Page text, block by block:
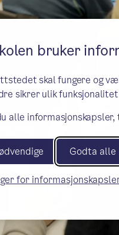
bruker
skal fungere og
sikrer ulik
alle
Godta alle
for